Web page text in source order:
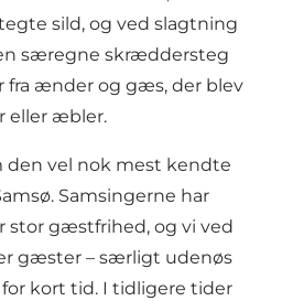
sild, og ved slagtning
særegne skræddersteg
fra ænder og gæs, der blev
eller æbler.
den vel nok mest kendte
Samsingerne har
gæstfrihed, og vi ved
gæster – særligt udenøs
kort tid. I tidligere tider